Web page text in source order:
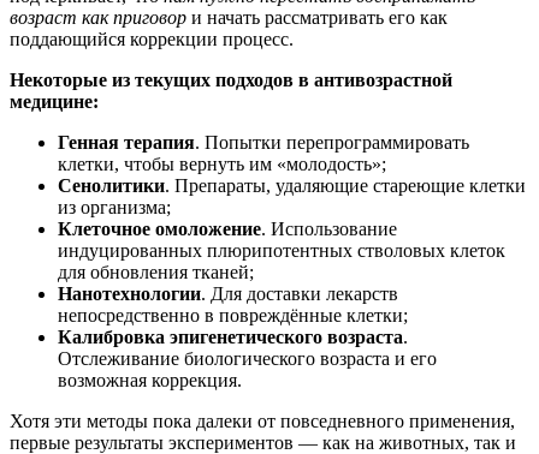
возраст как приговор и начать рассматривать его как
поддающийся коррекции процесс.
Некоторые из текущих подходов в антивозрастной
медицине:
Генная терапия. Попытки перепрограммировать
клетки, чтобы вернуть им «молодость»;
Сенолитики. Препараты, удаляющие стареющие клетки
из организма;
Клеточное омоложение. Использование
индуцированных плюрипотентных стволовых клеток
для обновления тканей;
Нанотехнологии. Для доставки лекарств
непосредственно в повреждённые клетки;
Калибровка эпигенетического возраста.
Отслеживание биологического возраста и его
возможная коррекция.
Хотя эти методы пока далеки от повседневного применения,
первые результаты экспериментов — как на животных, так и